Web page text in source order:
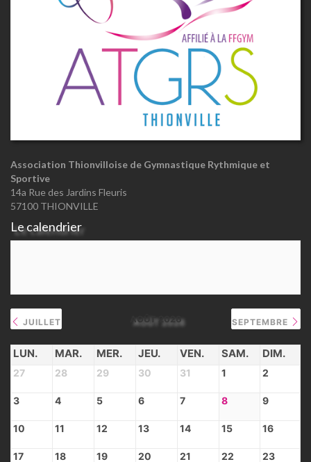
Association Thionvilloise de Gymnastique Rythmique et
Sportive
14a Rue des Jardins Fleuris
57100 THIONVILLE
Le calendrier
JUILLET AOÛT 2026 SEPTEMBRE
LUN. MAR. MER. JEU. VEN. SAM. DIM.
27 28 29 30 31 1 2
3 4 5 6 7 8 9
10 11 12 13 14 15 16
17 18 19 20 21 22 23